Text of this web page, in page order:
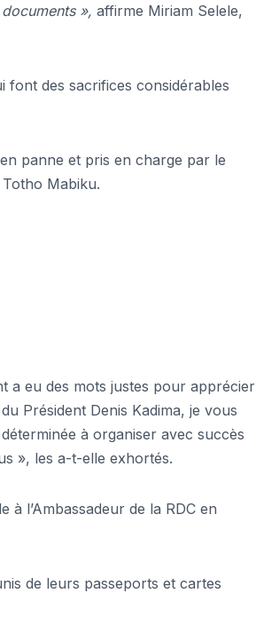
», affirme Miriam Selele,
des sacrifices considérables
panne et pris en charge par le
Mabiku.
a eu des mots justes pour apprécier
Président Denis Kadima, je vous
à organiser avec succès
», les a-t-elle exhortés.
l’Ambassadeur de la RDC en
de leurs passeports et cartes